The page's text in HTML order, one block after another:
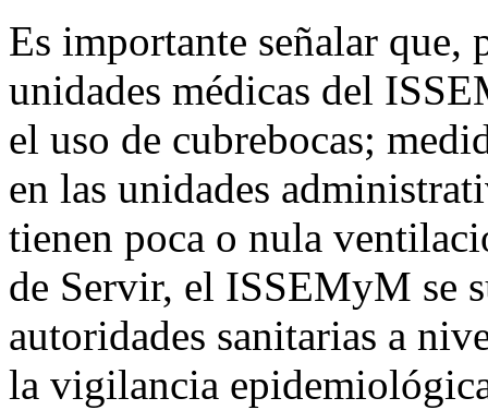
Es importante señalar que,
unidades médicas del
el uso de cubrebocas;
en las unidades
tienen poca o nula
de Servir, el ISSEMyM se
autoridades sanitarias a
la vigilancia